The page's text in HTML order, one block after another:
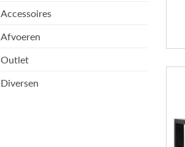
Accessoires
Afvoeren
Outlet
Diversen